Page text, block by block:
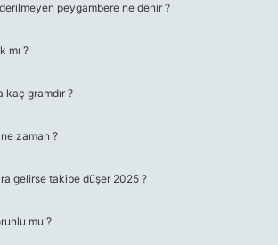
peygambere ne denir ?
mı ?
gramdır ?
zaman ?
gelirse takibe düşer 2025 ?
mu ?